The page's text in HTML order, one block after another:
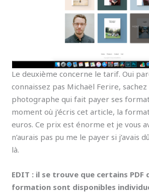
Le deuxième concerne le tarif. Oui
connaissez pas Michaël Ferire, sachez
photographe qui fait payer ses
moment où j’écris cet article, la
euros. Ce prix est énorme et je vous
n’aurais pas pu me le payer si j’avais
là.
EDIT : il se trouve que certains PDF
formation sont disponibles